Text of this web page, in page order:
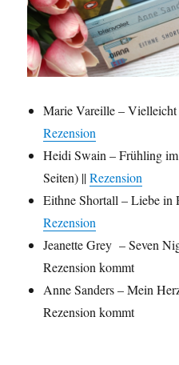
Marie Vareille –
Rezension
Heidi Swain – Frühling
Seiten) ||Rezension
Eithne Shortall – Liebe in
Rezension
Jeanette Grey – Seven
Rezension kommt
Anne Sanders – Mein
Rezension kommt